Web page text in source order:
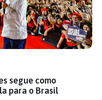
segue como
para o Brasil